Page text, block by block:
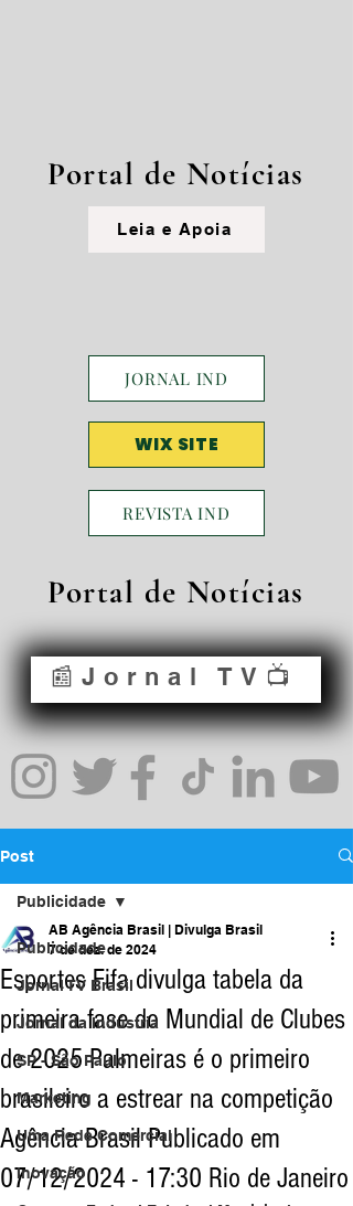
Portal de Notícias
Leia e Apoia
JORNAL IND
WIX SITE
REVISTA IND
Portal de Notícias
📰Jornal TV📺
Post
Publicidade
Jornal TV Brasil
Jornal da Indústria
SP - São Paulo
Marketing
Uma Rede Comercial
Inovação
Publicidade
Esportes Fifa divulga tabela da
primeira fase do Mundial de Clubes
de 2025 Palmeiras é o primeiro
brasileiro a estrear na competição
Agência Brasil Publicado em
07/12/2024 - 17:30 Rio de Janeiro
AB Agência Brasil | Divulga Brasil
7 de dez. de 2024